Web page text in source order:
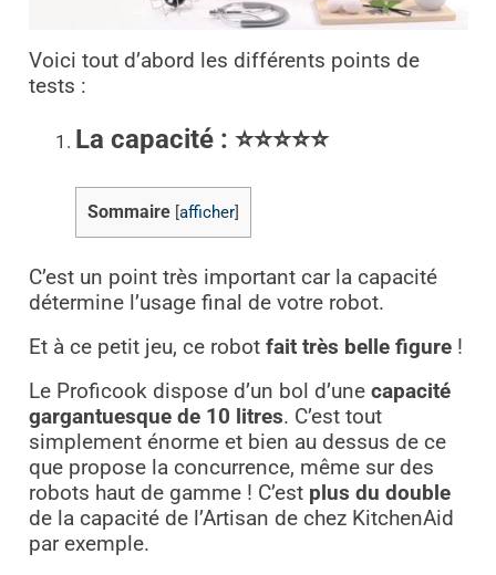
Voici tout d’abord les différents points de
tests :
La capacité : ⭐⭐⭐⭐⭐
Sommaire afficher
C’est un point très important car la capacité
détermine l’usage final de votre robot.
Et à ce petit jeu, ce robot fait très belle figure!
Le Proficook dispose d’un bol d’une capacité
gargantuesque de 10 litres. C’est tout
simplement énorme et bien au dessus de ce
que propose la concurrence, même sur des
robots haut de gamme ! C’est plus du double
de la capacité de l’Artisan de chez KitchenAid
par exemple.